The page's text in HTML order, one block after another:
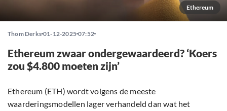
Ethereum
Thom Derks 01-12-2025 07:52
Ethereum zwaar ondergewaardeerd? ‘Koers
zou $4.800 moeten zijn’
Ethereum (ETH) wordt volgens de meeste
waarderingsmodellen lager verhandeld dan wat het